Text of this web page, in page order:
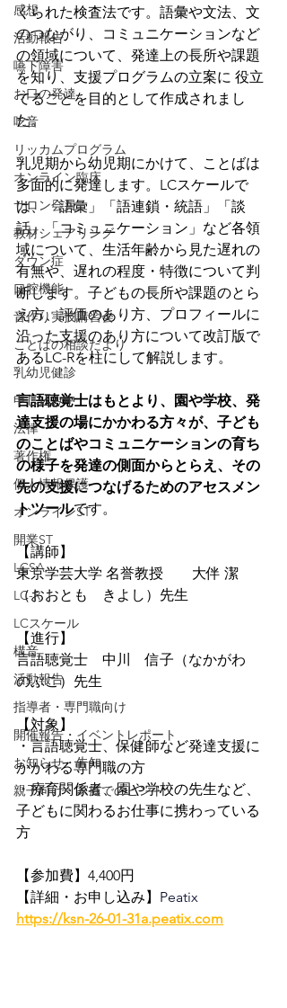
感想
活動報告
嚥下障害
お口の発達
吃音
リッカムプログラム
オンライン臨床
サロン会員
教材シェアリング
ダウン症
口腔機能
音作り実技講習会
ことばの相談だより
乳幼児健診
申し込み中
法律
著作権
個人情報保護
オンラインST
開業ST
LCSA
LC-R
LCスケール
構音
活動報告
指導者・専門職向け
開催報告・イベントレポート
お知らせ・告知
親子向け・家庭でのヒント
くられた検査法です。語彙や文法、文
のつながり、コミュニケーションなど
の領域について、発達上の長所や課題
を知り、支援プログラムの立案に 役立
てることを目的として作成されまし
た。
乳児期から幼児期にかけて、ことばは
多面的に発達します。LCスケールで
は、「語彙」「語連鎖・統語」「談
話」「コミュニケーション」など各領
域について、生活年齢から見た遅れの
有無や、遅れの程度・特徴について判
断します。子どもの長所や課題のとら
え方、評価のあり方、プロフィールに
沿った支援のあり方について改訂版で
あるLC-Rを柱にして解説します。
言語聴覚士はもとより、園や学校、発
達支援の場にかかわる方々が、子ども
のことばやコミュニケーションの育ち
の様子を発達の側面からとらえ、その
先の支援につなげるためのアセスメン
トツールです。
【講師】
東京学芸大学 名誉教授　　大伴 潔
（おおとも　きよし）先生
【進行】
言語聴覚士　中川　信子（なかがわ
のぶこ）先生
【対象】
・言語聴覚士、保健師など発達支援に
かかわる専門職の方
・療育関係者、園や学校の先生など、
子どもに関わるお仕事に携わっている
方
【参加費】4,400円
【詳細・お申し込み】 Peatix
https://ksn-26-01-31a.peatix.com